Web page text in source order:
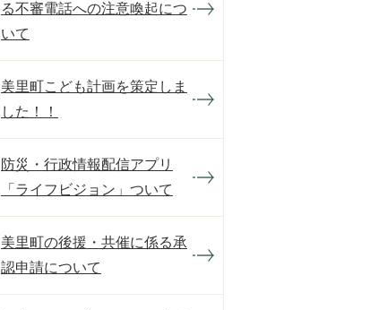
る不審電話への注意喚起につ
いて
美里町こども計画を策定しま
した！！
防災・行政情報配信アプリ
「ライフビジョン」ついて
美里町の後援・共催に係る承
認申請について